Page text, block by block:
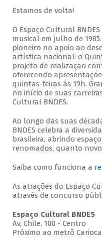
Estamos de volta!
O Espaço Cultural
musical em julho de
pioneiro no apoio ao
artística nacional: o
projeto de realização
oferecendo
quintas-feiras às 19h.
no início de suas
Cultural BNDES.
Ao longo das suas
BNDES celebra a
brasileira, abrindo
renomados, quanto
Saiba como funciona a
As atrações do Espaço
através de concurso
Espaço Cultural BNDES
Av, Chile, 100 - Centro
Próximo ao metrô Carioca